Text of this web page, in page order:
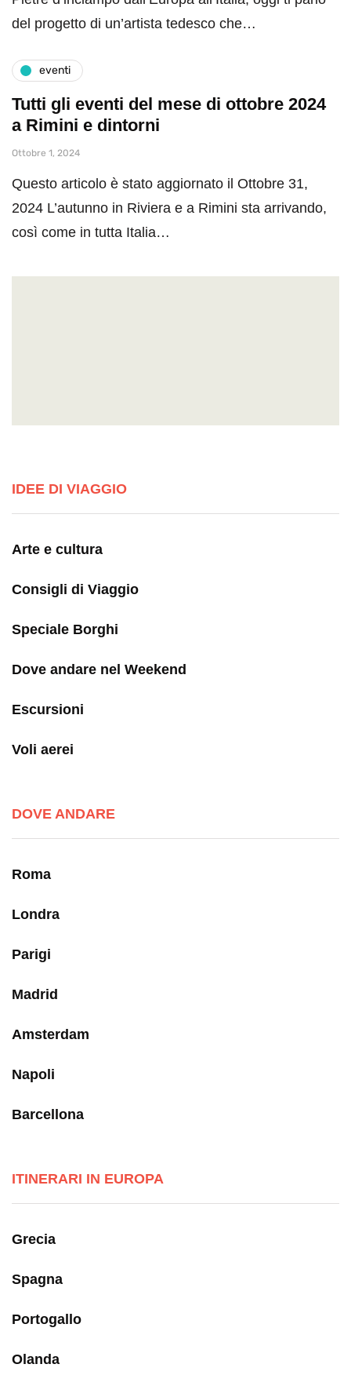
del progetto di un’artista tedesco che…
eventi
Tutti gli eventi del mese di ottobre 2024
a Rimini e dintorni
Ottobre 1, 2024
Questo articolo è stato aggiornato il Ottobre 31,
2024 L’autunno in Riviera e a Rimini sta arrivando,
così come in tutta Italia…
IDEE DI VIAGGIO
Arte e cultura
Consigli di Viaggio
Speciale Borghi
Dove andare nel Weekend
Escursioni
Voli aerei
DOVE ANDARE
Roma
Londra
Parigi
Madrid
Amsterdam
Napoli
Barcellona
ITINERARI IN EUROPA
Grecia
Spagna
Portogallo
Olanda